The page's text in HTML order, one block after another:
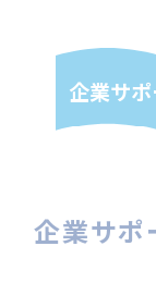
企業サ
企業サポ